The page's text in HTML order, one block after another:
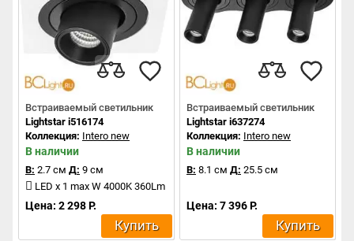
Встраиваемый светильник
Lightstar i516174
Коллекция: Intero new
В наличии
В: 2.7 см Д: 9 см
LED x 1 max W 4000K 360Lm
Цена: 2 298 Р.
Купить
Встраиваемый светильник
Lightstar i637274
Коллекция: Intero new
В наличии
В: 8.1 см Д: 25.5 см
Цена: 7 396 Р.
Купить